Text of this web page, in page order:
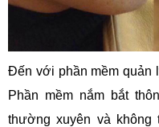
Đến với phần mềm quản
Phần mềm nắm bắt
thường xuyên và